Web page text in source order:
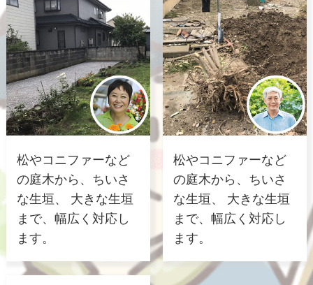
松やコニファーなど
の庭木から、ちいさ
な生垣、 大きな生垣
まで、幅広く対応し
ます。
松やコニファーなど
の庭木から、ちいさ
な生垣、 大きな生垣
まで、幅広く対応し
ます。